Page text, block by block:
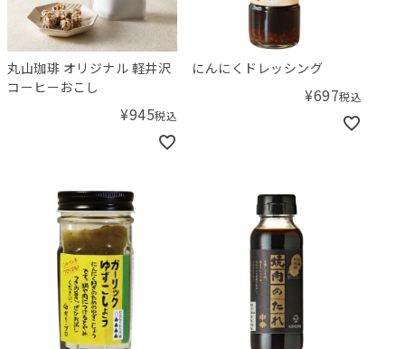
丸山珈琲 オリジナル 軽井沢
コーヒーおこし
¥945税込
にんにくドレッシング
¥697税込